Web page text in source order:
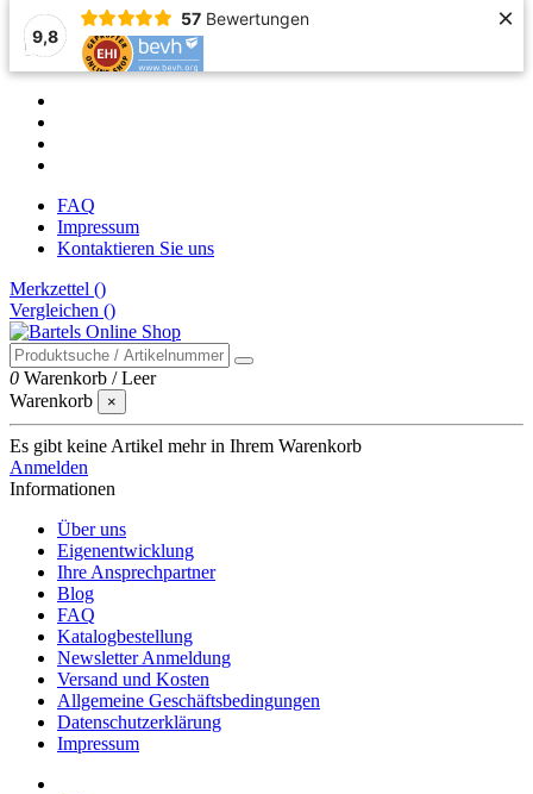
9,8
57 Bewertungen ×
FAQ
Impressum
Kontaktieren Sie uns
Merkzettel ()
Vergleichen ()
0 Warenkorb /Leer
Warenkorb
×
Es gibt keine Artikel mehr in Ihrem Warenkorb
Anmelden
Informationen
Über uns
Eigenentwicklung
Ihre Ansprechpartner
Blog
FAQ
Katalogbestellung
Newsletter Anmeldung
Versand und Kosten
Allgemeine Geschäftsbedingungen
Datenschutzerklärung
Impressum